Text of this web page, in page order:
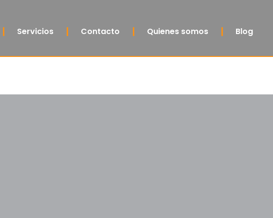
Servicios Contacto Quienes somos Blog